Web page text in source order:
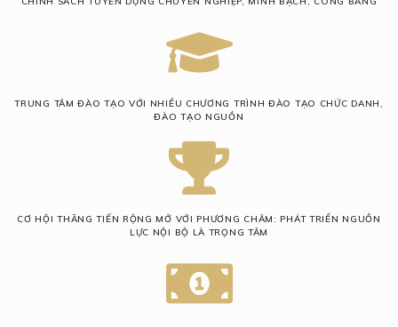
TRUNG TÂM ĐÀO TẠO VỚI NHIỀU CHƯƠNG TRÌNH ĐÀO TẠO CHỨC DANH,
ĐÀO TẠO NGUỒN
CƠ HỘI THĂNG TIẾN RỘNG MỞ VỚI PHƯƠNG CHÂM: PHÁT TRIỂN NGUỒN
LỰC NỘI BỘ LÀ TRỌNG TÂM